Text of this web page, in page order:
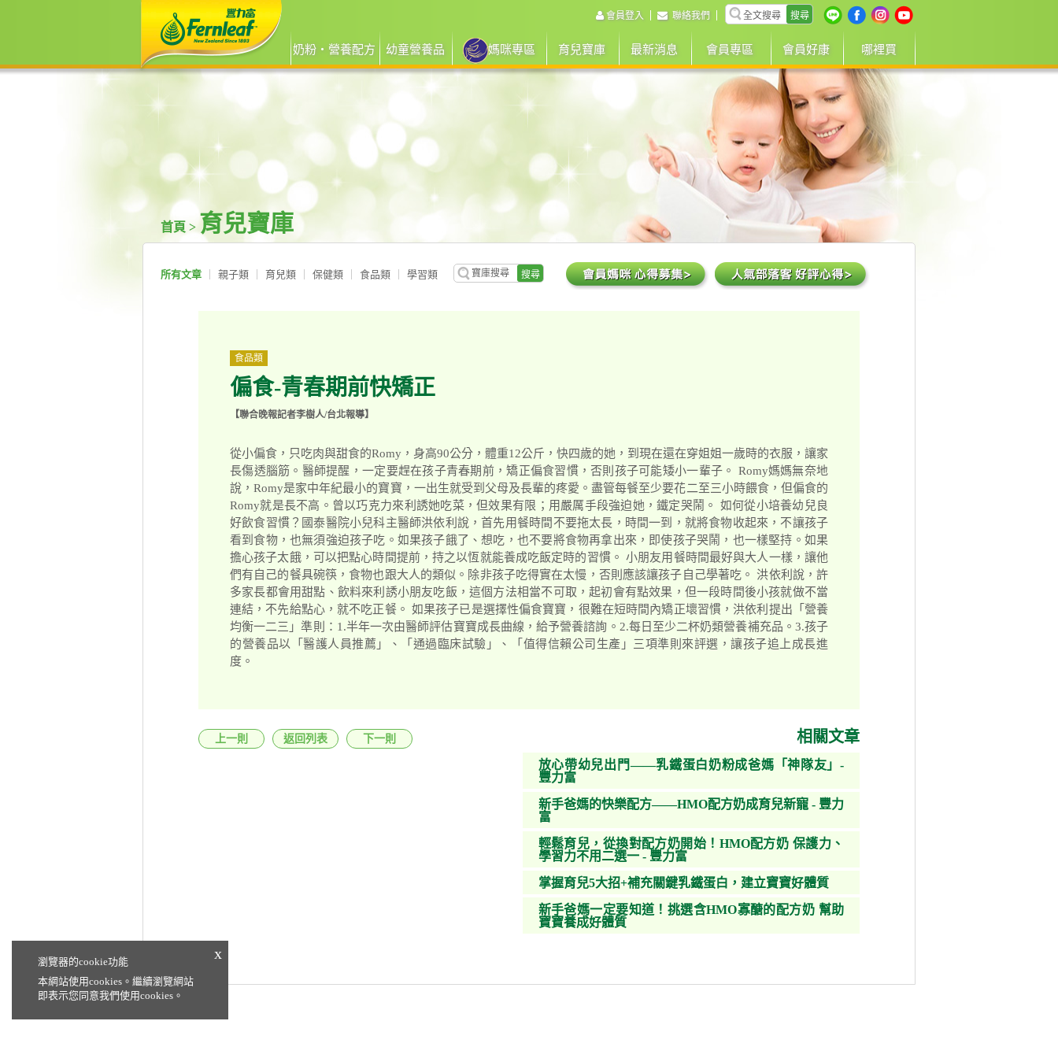
會員登入 聯絡我們 搜尋
奶粉‧營養配方 幼童營養品 媽咪專區 育兒寶庫 最新消息 會員專區 會員好康 哪裡買
首頁 > 育兒寶庫
所有文章 親子類 育兒類 保健類 食品類 學習類 搜尋
食品類
偏食-青春期前快矯正
【聯合晚報記者李樹人/台北報導】
從小偏食，只吃肉與甜食的Romy，身高90公分，體重12公斤，快四歲的她，到現在還在穿姐姐一歲時的衣服，讓家
長傷透腦筋。醫師提醒，一定要趕在孩子青春期前，矯正偏食習慣，否則孩子可能矮小一輩子。 Romy媽媽無奈地
說，Romy是家中年紀最小的寶寶，一出生就受到父母及長輩的疼愛。盡管每餐至少要花二至三小時餵食，但偏食的
Romy就是長不高。曾以巧克力來利誘她吃菜，但效果有限；用嚴厲手段強迫她，鐵定哭鬧。 如何從小培養幼兒良
好飲食習慣？國泰醫院小兒科主醫師洪依利說，首先用餐時間不要拖太長，時間一到，就將食物收起來，不讓孩子
看到食物，也無須強迫孩子吃。如果孩子餓了、想吃，也不要將食物再拿出來，即使孩子哭鬧，也一樣堅持。如果
擔心孩子太餓，可以把點心時間提前，持之以恆就能養成吃飯定時的習慣。 小朋友用餐時間最好與大人一樣，讓他
們有自己的餐具碗筷，食物也跟大人的類似。除非孩子吃得實在太慢，否則應該讓孩子自己學著吃。 洪依利說，許
多家長都會用甜點、飲料來利誘小朋友吃飯，這個方法相當不可取，起初會有點效果，但一段時間後小孩就做不當
連結，不先給點心，就不吃正餐。 如果孩子已是選擇性偏食寶寶，很難在短時間內矯正壞習慣，洪依利提出「營養
均衡一二三」準則：1.半年一次由醫師評估寶寶成長曲線，給予營養諮詢。2.每日至少二杯奶類營養補充品。3.孩子
的營養品以「醫護人員推薦」、「通過臨床試驗」、「值得信賴公司生產」三項準則來評選，讓孩子追上成長進
度。
上一則 返回列表 下一則 相關文章
放心帶幼兒出門——乳鐵蛋白奶粉成爸媽「神隊友」-
豐力富
新手爸媽的快樂配方——HMO配方奶成育兒新寵 - 豐力
富
輕鬆育兒，從換對配方奶開始！HMO配方奶 保護力、
學習力不用二選一 - 豐力富
掌握育兒5大招+補充關鍵乳鐵蛋白，建立寶寶好體質
新手爸媽一定要知道！挑選含HMO寡醣的配方奶 幫助
寶寶養成好體質
x
瀏覽器的cookie功能
本網站使用cookies。繼續瀏覽網站
即表示您同意我們使用cookies。